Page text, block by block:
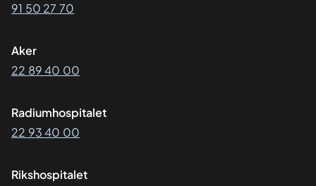
91 50 27 70
Aker
22 89 40 00
Radiumhospitalet
22 93 40 00
Rikshospitalet